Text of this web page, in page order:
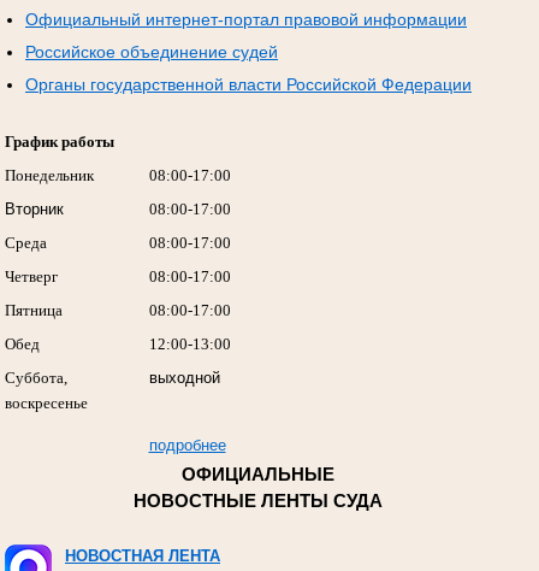
Официальный интернет-портал правовой информации
Российское объединение судей
Органы государственной власти Российской Федерации
График работы
Понедельник
08:00-17:00
Вторник
08:00-17:00
Среда
08:00-17:00
Четверг
08:00-17:00
Пятница
08:00-17:00
Обед
12:00-13:00
Суббота,
воскресенье
выходной
подробнее
ОФИЦИАЛЬНЫЕ
НОВОСТНЫЕ ЛЕНТЫ СУДА
НОВОСТНАЯ ЛЕНТА